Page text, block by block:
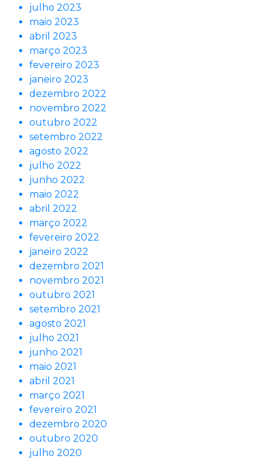
julho 2023
maio 2023
abril 2023
março 2023
fevereiro 2023
janeiro 2023
dezembro 2022
novembro 2022
outubro 2022
setembro 2022
agosto 2022
julho 2022
junho 2022
maio 2022
abril 2022
março 2022
fevereiro 2022
janeiro 2022
dezembro 2021
novembro 2021
outubro 2021
setembro 2021
agosto 2021
julho 2021
junho 2021
maio 2021
abril 2021
março 2021
fevereiro 2021
dezembro 2020
outubro 2020
julho 2020